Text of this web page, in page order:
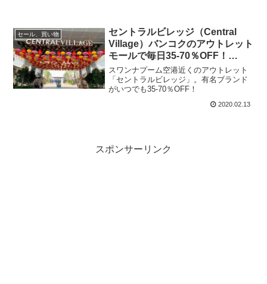
セール、買い物
セントラルビレッジ（Central
Village）バンコクのアウトレット
モールで毎日35-70％OFF！
（PR）
スワンナプーム空港近くのアウトレット
「セントラルビレッジ」。有名ブランド
がいつでも35-70％OFF！
2020.02.13
スポンサーリンク